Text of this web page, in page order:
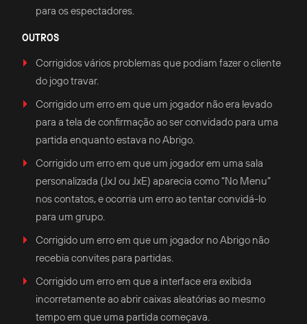
para os espectadores.
OUTROS
Corrigidos vários problemas que podiam fazer o cliente
do jogo travar.
Corrigido um erro em que um jogador não era levado
para a tela de confirmação ao ser convidado para uma
partida enquanto estava no Abrigo.
Corrigido um erro em que um jogador em uma sala
personalizada (JxJ ou JxE) aparecia como “No Menu”
nos contatos, e ocorria um erro ao tentar convidá-lo
para um grupo.
Corrigido um erro em que um jogador no Abrigo não
recebia convites para partidas.
Corrigido um erro em que a interface era exibida
incorretamente ao abrir caixas aleatórias ao mesmo
tempo em que uma partida começava.